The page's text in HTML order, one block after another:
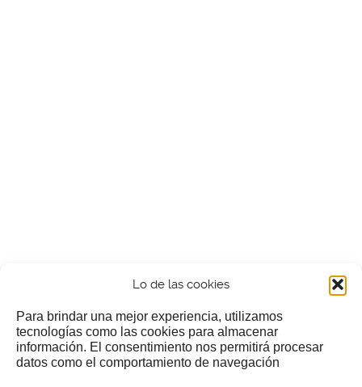
Lo de las cookies
Para brindar una mejor experiencia, utilizamos
tecnologías como las cookies para almacenar
información. El consentimiento nos permitirá procesar
datos como el comportamiento de navegación
¿Nos invitas a un cafecillo?